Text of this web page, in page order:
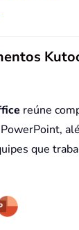
reúne
que